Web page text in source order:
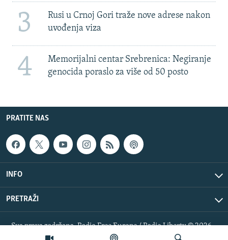
3
Rusi u Crnoj Gori traže nove adrese nakon
uvođenja viza
4
Memorijalni centar Srebrenica: Negiranje
genocida poraslo za više od 50 posto
PRATITE NAS
INFO
PRETRAŽI
Sva prava zadržana. Radio Free Europe / Radio Liberty © 2026
RFE/RL, Inc.